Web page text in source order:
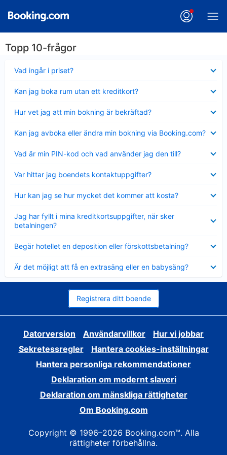
Topp 10-frågor
Vad ingår i priset?
mindre
Kan jag boka rum utan ett kreditkort?
mindre
Hur vet jag att min bokning är bekräftad?
mindre
Kan jag avboka eller ändra min bokning via Booking.com?
mindre
Vad är min PIN-kod och vad använder jag den till?
mindre
Var hittar jag boendets kontaktuppgifter?
mindre
Hur kan jag se hur mycket det kommer att kosta?
mindre
Jag har fyllt i mina kreditkortsuppgifter, när sker
betalningen?
mindre
Begär hotellet en deposition eller förskottsbetalning?
mindre
Är det möjligt att få en extrasäng eller en babysäng?
mindre
Registrera ditt boende
Datorversion Användarvillkor
Hur vi jobbar
Sekretessregler
Hantera cookies-inställningar
Hantera personliga rekommendationer
Deklaration om modernt slaveri
Deklaration om mänskliga rättigheter
Om Booking.com
Copyright © 1996–2026 Booking.com™. Alla
rättigheter förbehållna.